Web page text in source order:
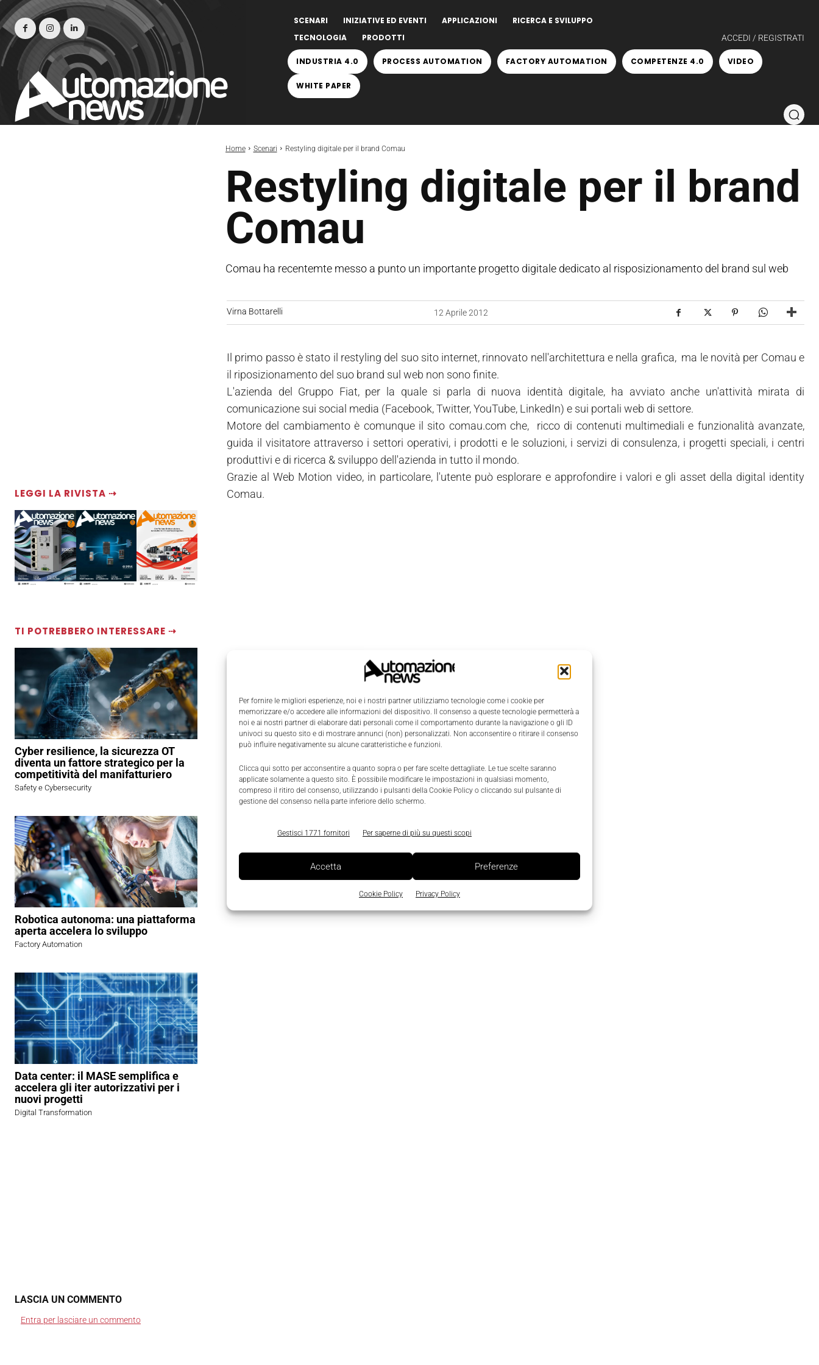
Per fornire le migliori esperienze, noi e i nostri partner utilizziamo tecnologie come i cookie per
memorizzare e/o accedere alle informazioni del dispositivo. Il consenso a queste tecnologie permetterà a
noi e ai nostri partner di elaborare dati personali come il comportamento durante la navigazione o gli ID
univoci su questo sito e di mostrare annunci (non) personalizzati. Non acconsentire o ritirare il consenso
può influire negativamente su alcune caratteristiche e funzioni.
Clicca qui sotto per acconsentire a quanto sopra o per fare scelte dettagliate. Le tue scelte saranno
applicate solamente a questo sito. È possibile modificare le impostazioni in qualsiasi momento,
compreso il ritiro del consenso, utilizzando i pulsanti della Cookie Policy o cliccando sul pulsante di
gestione del consenso nella parte inferiore dello schermo.
Gestisci 1771 fornitori Per saperne di più su questi scopi
Accetta Preferenze
Cookie Policy Privacy Policy
SCENARI INIZIATIVE ED EVENTI APPLICAZIONI
RICERCA E SVILUPPO
TECNOLOGIA
PRODOTTI ACCEDI / REGISTRATI
INDUSTRIA 4.0 PROCESS AUTOMATION FACTORY AUTOMATION COMPETENZE 4.0 VIDEO
WHITE PAPER
Home Scenari Restyling digitale per il brand Comau
Restyling digitale per il brand
Comau
Comau ha recentemte messo a punto un importante progetto digitale dedicato al risposizionamento del brand sul web
LEGGI LA RIVISTA ⇢
TI POTREBBERO INTERESSARE ⇢
Cyber resilience, la sicurezza OT
diventa un fattore strategico per la
competitività del manifatturiero
Safety e Cybersecurity
Robotica autonoma: una piattaforma
aperta accelera lo sviluppo
Factory Automation
Data center: il MASE semplifica e
accelera gli iter autorizzativi per i
nuovi progetti
Digital Transformation
Virna Bottarelli 12 Aprile 2012
Il primo passo è stato il restyling del suo sito internet, rinnovato nell'architettura e nella grafica, ma le novità per Comau e
il riposizionamento del suo brand sul web non sono finite.
L'azienda del Gruppo Fiat, per la quale si parla di nuova identità digitale, ha avviato anche un'attività mirata di
comunicazione sui social media (Facebook, Twitter, YouTube, LinkedIn) e sui portali web di settore.
Motore del cambiamento è comunque il sito comau.com che, ricco di contenuti multimediali e funzionalità avanzate,
guida il visitatore attraverso i settori operativi, i prodotti e le soluzioni, i servizi di consulenza, i progetti speciali, i centri
produttivi e di ricerca & sviluppo dell'azienda in tutto il mondo.
Grazie al Web Motion video, in particolare, l'utente può esplorare e approfondire i valori e gli asset della digital identity
Comau.
LASCIA UN COMMENTO
Entra per lasciare un commento